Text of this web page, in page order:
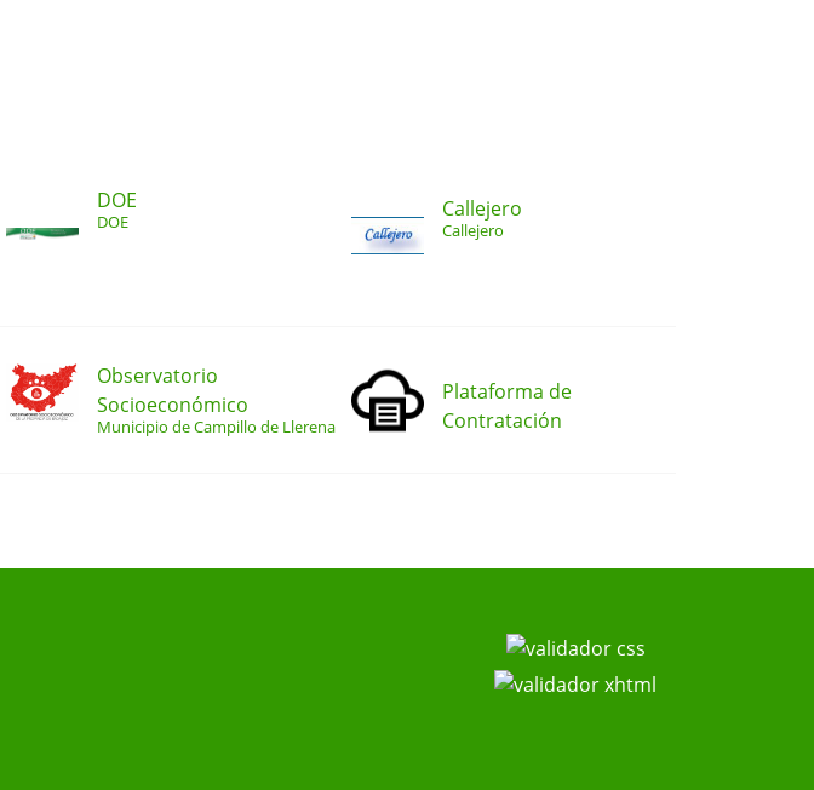
DOE
DOE
Callejero
Callejero
Observatorio
Socioeconómico
Municipio de Campillo de Llerena
Plataforma de
Contratación